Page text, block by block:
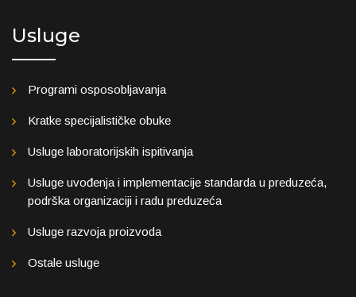
Usluge
Programi osposobljavanja
Kratke specijalističke obuke
Usluge laboratorijskih ispitivanja
Usluge uvođenja i implementacije standarda u preduzeća,
podrška organizaciji i radu preduzeća
Usluge razvoja proizvoda
Ostale usluge